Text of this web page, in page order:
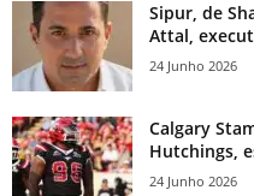
Sipur, de
Attal,
24 Junho 2026
Calgary
Hutchings,
24 Junho 2026